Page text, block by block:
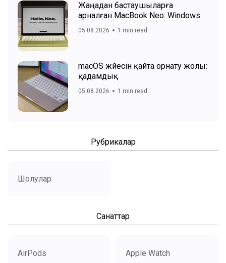
Жаңадан бастаушыларға
арналған MacBook Neo: Windows
05.08.2026 1 min read
macOS жүйесін қайта орнату жолы:
қадамдық
05.08.2026 1 min read
Рубрикалар
Шолулар
Санаттар
AirPods Apple Watch